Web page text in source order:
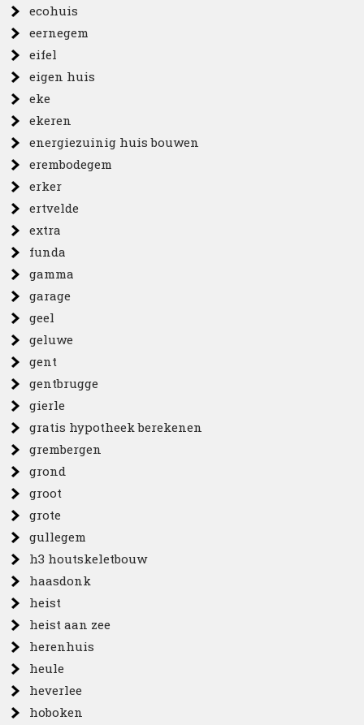
ecohuis
eernegem
eifel
eigen huis
eke
ekeren
energiezuinig huis bouwen
erembodegem
erker
ertvelde
extra
funda
gamma
garage
geel
geluwe
gent
gentbrugge
gierle
gratis hypotheek berekenen
grembergen
grond
groot
grote
gullegem
h3 houtskeletbouw
haasdonk
heist
heist aan zee
herenhuis
heule
heverlee
hoboken